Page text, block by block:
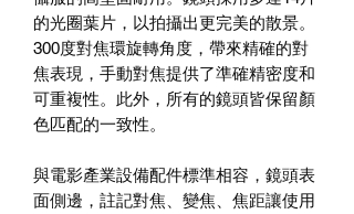
的光圈葉片，以拍攝出更完美的散景。
300度對焦環旋轉角度，帶來精確的對
焦表現，手動對焦提供了準確精密度和
可重複性。此外，所有的鏡頭皆保留顏
色匹配的一致性。
與電影產業設備配件標準相容，鏡頭表
面側邊，註記對焦、變焦、焦距讓使用